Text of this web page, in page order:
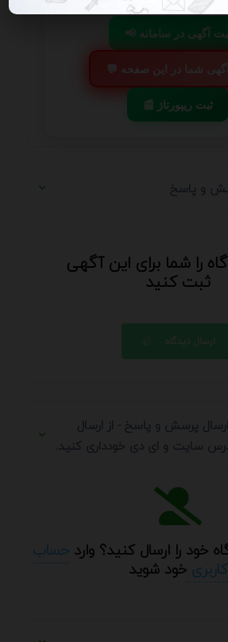
ثبت آگهی در سامانه
آگهی شما در این صفحه
📰 ثبت ریپورتاژ
و پاسخ
را شما برای این آگهی
ثبت کنید
ارسال دیدگاه
پرسش و پاسخ - از ارسال
سایت و ای دی خودداری کنید.
خود را ارسال کنید؟ وارد حساب
کاربریخود شوید